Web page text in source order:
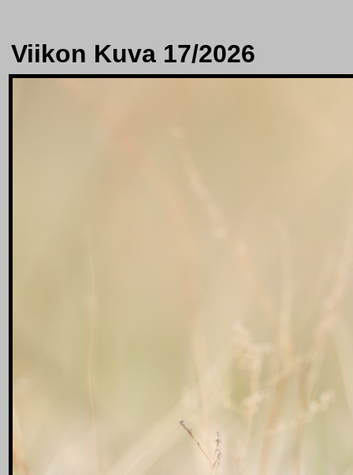
Viikon Kuva 17/2026